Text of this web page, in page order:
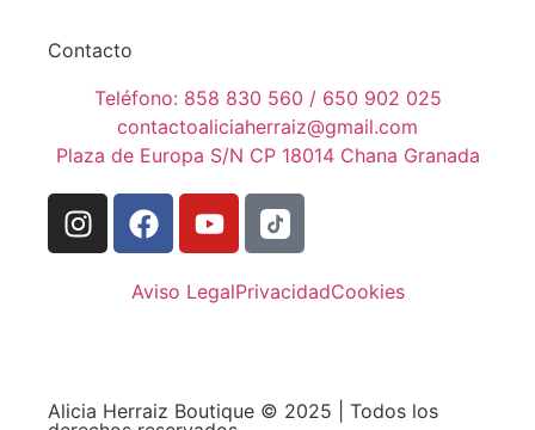
Contacto
Teléfono: 858 830 560 / 650 902 025
contactoaliciaherraiz@gmail.com
Plaza de Europa S/N CP 18014 Chana Granada
Aviso LegalPrivacidadCookies
Alicia Herraiz Boutique © 2025 | Todos los